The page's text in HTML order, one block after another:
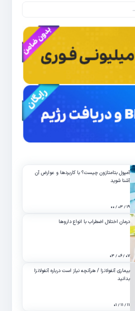
آمپول بتامتازون چیست؟ با کاربردها و عوارض آن
آشنا شوید
۱۹ / ۰۳ / ۰۰
درمان اختلال اضطراب با انواع داروها
۰۷ / ۰۶ / ۰۳
بیماری آنفولانزا / هرآنچه نیاز است درباره آنفولانزا
بدانید
۱۱ / ۱۱ / ۰۱